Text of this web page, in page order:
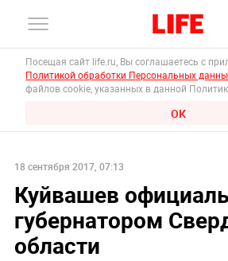
Посещая сайт life.ru, Вы соглашаетесь с
Политикой обработки Персональных
файлов cookie, указанных в данной
ОК
18 сентября 2017, 07:13
Куйвашев
губернатором
области